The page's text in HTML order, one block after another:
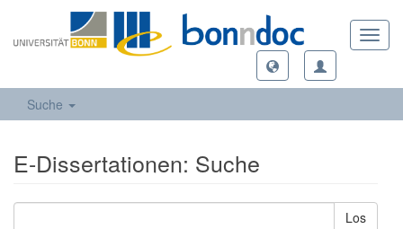
Suche
E-Dissertationen: Suche
Los